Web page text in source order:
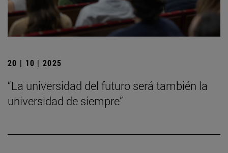
20 | 10 | 2025
“La universidad del futuro será también la
universidad de siempre”